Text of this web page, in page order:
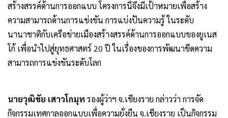
สร้างสรรค์ด้านการออกแบบ โครงการนี้จึงมีเป้าหมายเพื่อสร้าง
ความสามารถด้านการแข่งขัน การแบ่งปันความรู้ ในระดับ
นานาชาติกับเครือข่ายเมืองสร้างสรรค์ด้านการออกแบบของยูเนส
โก้ เพื่อนำไปสู่ยุทธศาสตร์ 20 ปี ในเรื่องของการพัฒนาขีดความ
สามารถการแข่งขันระดับโลก
นายวุฒิชัย เสาวโกมุท รองผู้ว่าฯ จ.เชียงราย กล่าวว่า การจัด
กิจกรรมเทศกาลออกแบบเพื่อความยั่งยืน จ.เชียงราย เป็นกิจกรรม